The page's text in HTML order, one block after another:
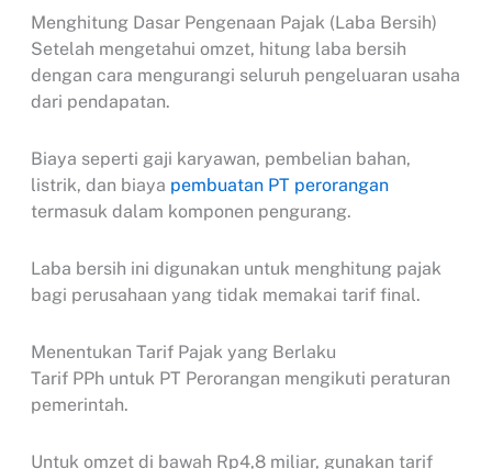
Menghitung Dasar Pengenaan Pajak (Laba Bersih)
Setelah mengetahui omzet, hitung laba bersih
dengan cara mengurangi seluruh pengeluaran usaha
dari pendapatan.
Biaya seperti gaji karyawan, pembelian bahan,
listrik, dan biaya pembuatan PT perorangan
termasuk dalam komponen pengurang.
Laba bersih ini digunakan untuk menghitung pajak
bagi perusahaan yang tidak memakai tarif final.
Menentukan Tarif Pajak yang Berlaku
Tarif PPh untuk PT Perorangan mengikuti peraturan
pemerintah.
Untuk omzet di bawah Rp4,8 miliar, gunakan tarif